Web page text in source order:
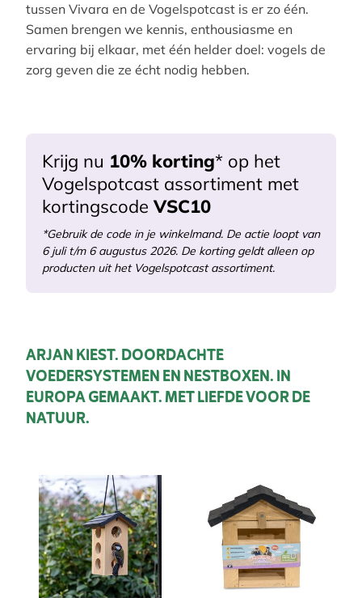
tussen Vivara en de Vogelspotcast is er zo één.
Samen brengen we kennis, enthousiasme en
ervaring bij elkaar, met één helder doel: vogels de
zorg geven die ze écht nodig hebben.
Krijg nu 10% korting* op het
Vogelspotcast assortiment met
kortingscodeVSC10
*Gebruik de code in je winkelmand. De actie loopt van
6 juli t/m 6 augustus 2026. De korting geldt alleen op
producten uit het Vogelspotcast assortiment.
ARJAN KIEST. DOORDACHTE
VOEDERSYSTEMEN EN NESTBOXEN. IN
EUROPA GEMAAKT. MET LIEFDE VOOR DE
NATUUR.